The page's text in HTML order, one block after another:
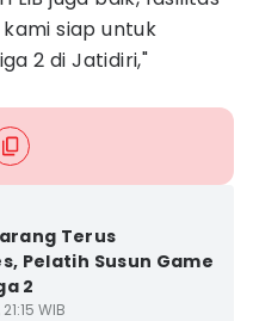
siap untuk
2 di Jatidiri,"
Terus
Pelatih Susun Game
2
WIB